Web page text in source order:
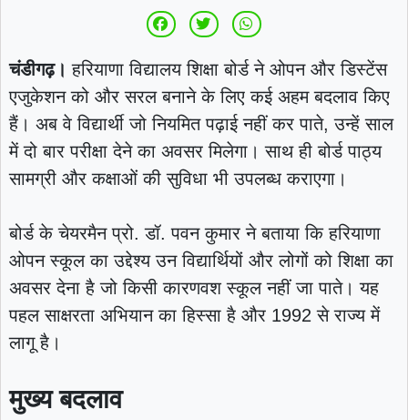
चंडीगढ़। हरियाणा विद्यालय शिक्षा बोर्ड ने ओपन और डिस्टेंस
एजुकेशन को और सरल बनाने के लिए कई अहम बदलाव किए
हैं। अब वे विद्यार्थी जो नियमित पढ़ाई नहीं कर पाते, उन्हें साल
में दो बार परीक्षा देने का अवसर मिलेगा। साथ ही बोर्ड पाठ्य
सामग्री और कक्षाओं की सुविधा भी उपलब्ध कराएगा।
बोर्ड के चेयरमैन प्रो. डॉ. पवन कुमार ने बताया कि हरियाणा
ओपन स्कूल का उद्देश्य उन विद्यार्थियों और लोगों को शिक्षा का
अवसर देना है जो किसी कारणवश स्कूल नहीं जा पाते। यह
पहल साक्षरता अभियान का हिस्सा है और 1992 से राज्य में
लागू है।
मुख्य बदलाव